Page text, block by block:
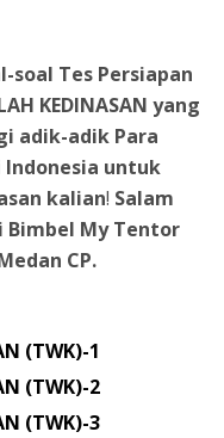
Tes Persiapan
KEDINASAN yang
adik-adik Para
Indonesia untuk
kalian! Salam
Bimbel My Tentor
CP.
(TWK)-1
(TWK)-2
(TWK)-3